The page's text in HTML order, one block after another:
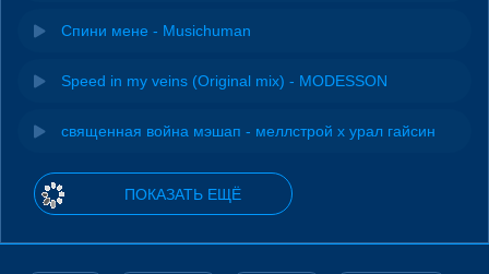
Спини мене - Musichuman
Speed in my veins (Original mix) - MODESSON
священная война мэшап - меллстрой х урал гайсин
ПОКАЗАТЬ ЕЩЁ